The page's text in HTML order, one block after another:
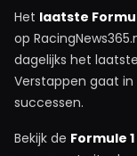
Het laatste
op
dagelijks het
Verstappen gaat in
successen.
Bekijk de Formule